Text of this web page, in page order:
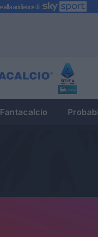
Fantacalcio